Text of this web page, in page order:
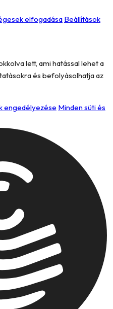
elfogadása Beállítások
lett, ami hatással lehet a
és befolyásolhatja az
engedélyezése Minden süti és